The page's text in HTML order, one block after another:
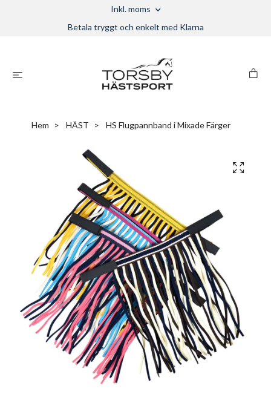
Inkl. moms
Betala tryggt och enkelt med Klarna
Hem HÄST HS Flugpannband i Mixade Färger